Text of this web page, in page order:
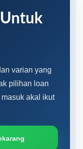
varian yang
pilihan loan
akal ikut